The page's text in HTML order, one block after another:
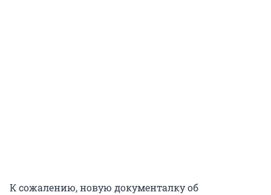
К сожалению, новую документалку об